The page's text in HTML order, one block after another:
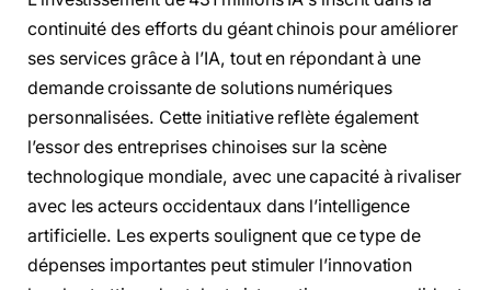
continuité des efforts du géant chinois pour améliorer
ses services grâce à l’IA, tout en répondant à une
demande croissante de solutions numériques
personnalisées. Cette initiative reflète également
l’essor des entreprises chinoises sur la scène
technologique mondiale, avec une capacité à rivaliser
avec les acteurs occidentaux dans l’intelligence
artificielle. Les experts soulignent que ce type de
dépenses importantes peut stimuler l’innovation